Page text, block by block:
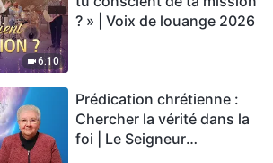
6:10
? » | Voix de louange 2026
Prédication chrétienne :
Chercher la vérité dans la
foi | Le Seigneur